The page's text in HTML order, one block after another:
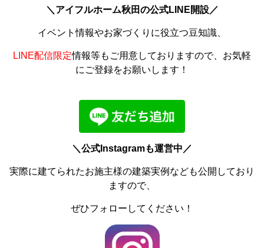
＼アイフルホーム秋田の公式LINE開設／
イベント情報やお家づくりに役立つ豆知識、
LINE配信限定情報等もご用意しておりますので、お気軽
にご登録をお願いします！
＼公式Instagramも運営中／
実際に建てられたお施主様の建築実例なども公開しており
ますので、
ぜひフォローしてください！